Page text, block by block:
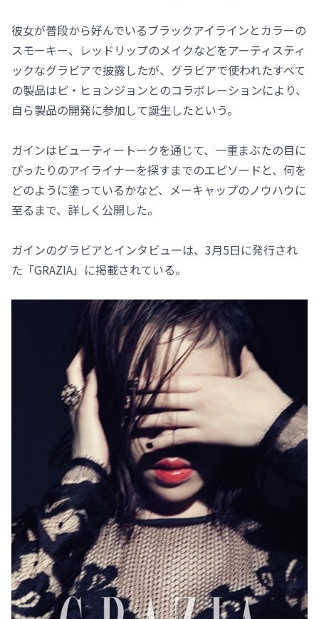
彼女が普段から好んでいるブラックアイラインとカラーの
スモーキー、レッドリップのメイクなどをアーティスティ
ックなグラビアで披露したが、グラビアで使われたすべて
の製品はピ・ヒョンジョンとのコラボレーションにより、
自ら製品の開発に参加して誕生したという。
ガインはビューティートークを通じて、一重まぶたの目に
ぴったりのアイライナーを探すまでのエピソードと、何を
どのように塗っているかなど、メーキャップのノウハウに
至るまで、詳しく公開した。
ガインのグラビアとインタビューは、3月5日に発行され
た「GRAZIA」に掲載されている。